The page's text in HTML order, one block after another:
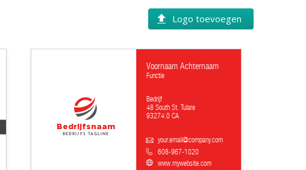
Logo toevoegen
608-967-1020
www.mywebsite.com
Functie
Bedrijf
48 South St. Tulare
93274.0 CA
your.email@company.com
Voornaam Achternaam
Bedrijfsnaam
Bedrijfs tagline